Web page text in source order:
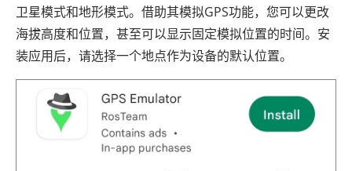
卫星模式和地形模式。借助其模拟GPS功能，您可以更改
海拔高度和位置，甚至可以显示固定模拟位置的时间。安
装应用后，请选择一个地点作为设备的默认位置。